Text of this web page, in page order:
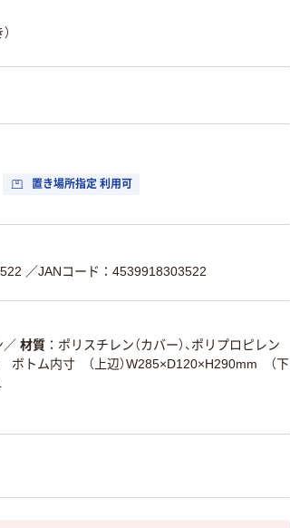
置き場所指定 利用可
／JANコード：4539918303522
／ 材質
ポリスチレン（カバー）、ポリプロピレン
トム内寸 （上辺）W285×D120×H290mm （下